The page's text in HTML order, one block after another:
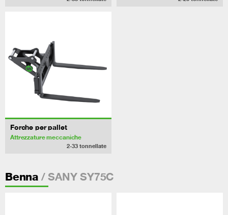
Forche per pallet
Attrezzature meccaniche
2-33 tonnellate
Benna/ SANY SY75C